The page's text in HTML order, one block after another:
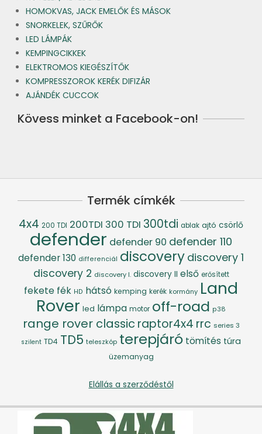
HOMOKVAS, JACK EMELŐK ÉS MÁSOK
SNORKELEK, SZŰRŐK
LED LÁMPÁK
KEMPINGCIKKEK
ELEKTROMOS KIEGÉSZÍTŐK
KOMPRESSZOROK KERÉK DIFIZÁR
AJÁNDÉK CUCCOK
Kövess minket a Facebook-on!
Termék címkék
4x4 200 TDI 200TDI 300 TDI 300tdi ablak ajtó csörlő
defender defender 90 defender 110
defender 130 differenciál discovery discovery 1
discovery 2 discovery I. discovery II első erősített
fekete fék HD hátsó kemping kerék kormány Land
Rover led lámpa motor off-road p38
range rover classic raptor4x4 rrc series 3
szilent TD4 TD5 teleszkóp terepjáró tömítés túra
üzemanyag
Elállás a szerződéstől